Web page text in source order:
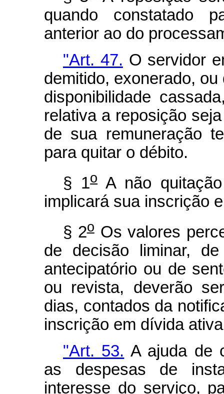
quando constatado
anterior ao do
"Art. 47. O servidor
demitido, exonerado,
disponibilidade
relativa a reposição
de sua remuneração
para quitar o débito.
§ 1oA não
implicará sua inscrição
§ 2oOs valores
de decisão liminar,
antecipatório ou de
ou revista, deverão
dias, contados da
inscrição em dívida
"Art. 53. A ajuda de
as despesas de
interesse do serviço,